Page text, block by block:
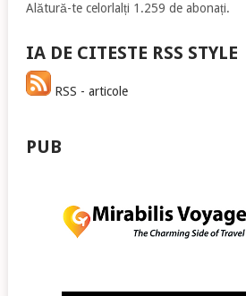
Alătură-te celorlalți 1.259 de abonați.
IA DE CITESTE RSS STYLE
RSS - articole
PUB